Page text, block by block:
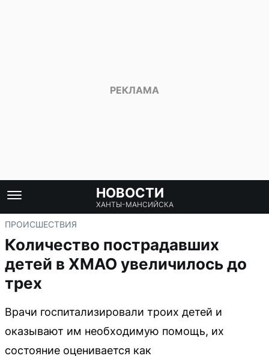
НОВОСТИ
ХАНТЫ-МАНСИЙСКА
ПРОИСШЕСТВИЯ
Количество пострадавших
детей в ХМАО увеличилось до
трех
Врачи госпитализировали троих детей и
оказывают им необходимую помощь, их
состояние оценивается как